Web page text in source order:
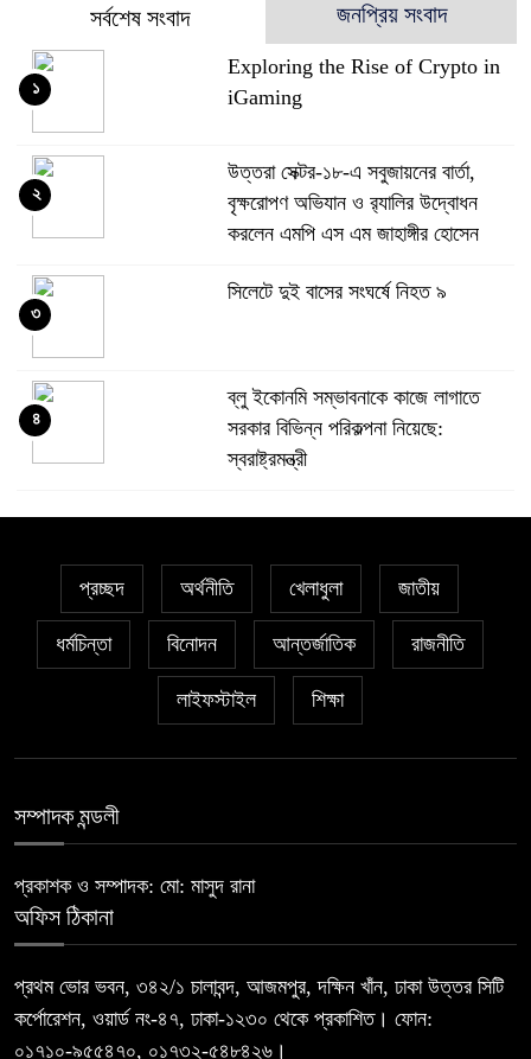
সর্বশেষ সংবাদ জনপ্রিয় সংবাদ
Exploring the Rise of Crypto in
iGaming
১
উত্তরা সেক্টর-১৮-এ সবুজায়নের বার্তা,
বৃক্ষরোপণ অভিযান ও র‍্যালির উদ্বোধন
করলেন এমপি এস এম জাহাঙ্গীর হোসেন
২
সিলেটে দুই বাসের সংঘর্ষে নিহত ৯
৩
ব্লু ইকোনমি সম্ভাবনাকে কাজে লাগাতে
সরকার বিভিন্ন পরিকল্পনা নিয়েছে:
স্বরাষ্ট্রমন্ত্রী
৪
শহীদ পরিবারের পাশে থাকার অঙ্গীকার দিপু
ভিন্নমতকে সম্মান করাই গণতন্ত্রের
অন্যতম ভিত্তি: মির্জা ফখরুল
প্রধানমন্ত্রীর চট্টগ্রাম সফর রোববার
মিস ওয়ার্ল্ড ২০২৬: মিস ওয়ার্ল্ডে বাংলাদেশের
প্রতিনিধিত্ব করবেন সামানজার সাঈদ
বগুড়ার এরুলিয়ায় বাসচাপায় ৬ জন নিহত,
প্রচ্ছদ অর্থনীতি খেলাধুলা জাতীয়
ধর্মচিন্তা বিনোদন আন্তর্জাতিক রাজনীতি
লাইফস্টাইল শিক্ষা
সম্পাদক মন্ডলী
প্রকাশক ও সম্পাদক: মো: মাসুদ রানা
অফিস ঠিকানা
প্রথম ভোর ভবন, ৩৪২/১ চালাবন্দ, আজমপুর, দক্ষিন খাঁন, ঢাকা উত্তর সিটি
কর্পোরেশন, ওয়ার্ড নং-৪৭, ঢাকা-১২৩০ থেকে প্রকাশিত। ফোন:
০১৭১০-৯৫৫৪৭০, ০১৭৩২-৫৪৮৪২৬।